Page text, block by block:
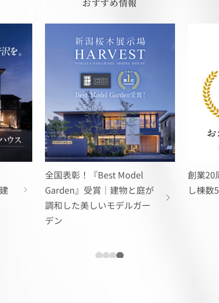
創業20周年｜住宅お引き渡
し棟数5,000棟達成!!
長岡市
生
1234